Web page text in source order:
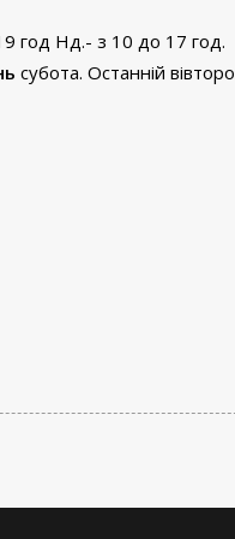
год Нд.- з 10 до 17 год.
субота. Останній